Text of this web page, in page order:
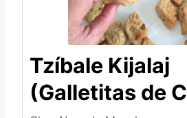
Tzíbale Kijalaj
(Galletitas de